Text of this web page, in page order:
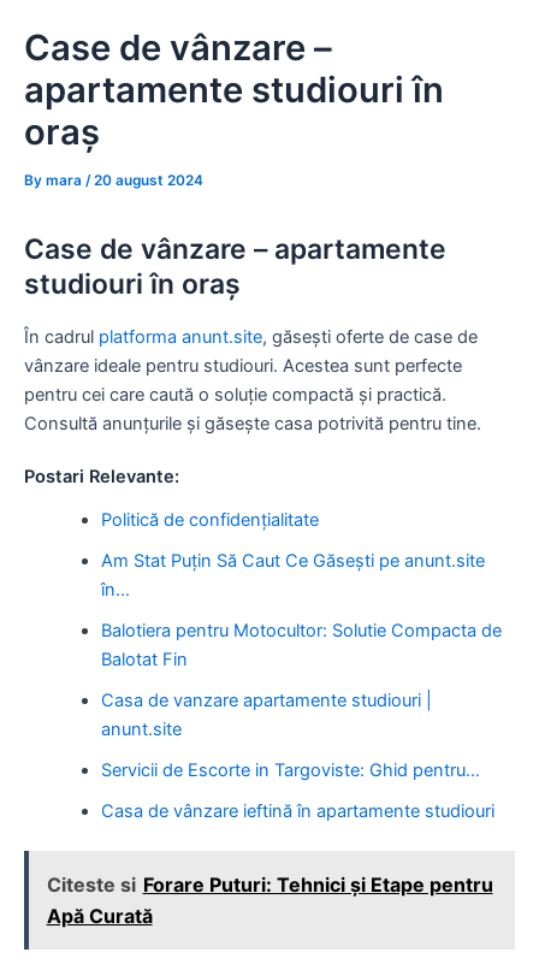
Case de vânzare –
apartamente studiouri în
oraș
By mara /20 august 2024
Case de vânzare – apartamente
studiouri în oraș
În cadrul platforma anunt.site, găsești oferte de case de
vânzare ideale pentru studiouri. Acestea sunt perfecte
pentru cei care caută o soluție compactă și practică.
Consultă anunțurile și găsește casa potrivită pentru tine.
Postari Relevante:
Politică de confidențialitate
Am Stat Puțin Să Caut Ce Găsești pe anunt.site
în…
Balotiera pentru Motocultor: Solutie Compacta de
Balotat Fin
Casa de vanzare apartamente studiouri |
anunt.site
Servicii de Escorte in Targoviste: Ghid pentru…
Casa de vânzare ieftină în apartamente studiouri
Citeste si Forare Puturi: Tehnici și Etape pentru
Apă Curată